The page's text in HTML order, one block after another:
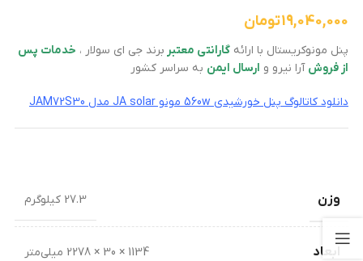
19,040,000تومان
پنل مونوکریستال با ارائه گارانتی معتبر برند جی ای سولار ، خدمات پس
از فروش آرا نیرو و ارسال ایمن به سراسر کشور
دانلود کاتالوگ پنل خورشیدی 560w مونو JA solar مدل JAM72S30
وزن 27.3 کیلوگرم
ابعاد 1134 × 30 × 2278 میلی‌متر